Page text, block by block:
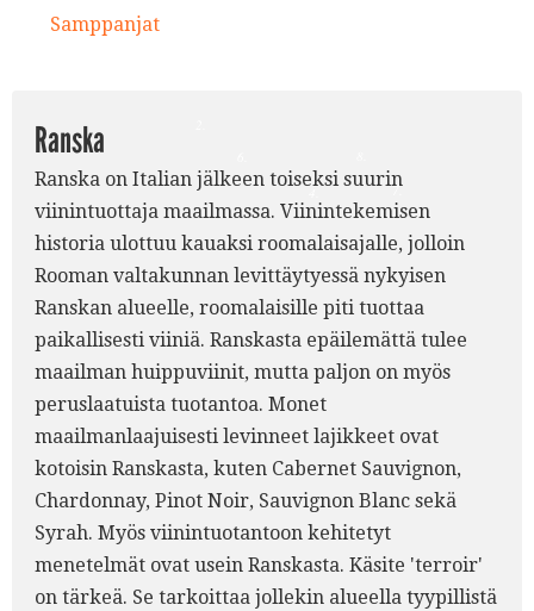
7.
Samppanjat
Ranska
Ranska on Italian jälkeen toiseksi suurin
viinintuottaja maailmassa. Viinintekemisen
historia ulottuu kauaksi roomalaisajalle, jolloin
Rooman valtakunnan levittäytyessä nykyisen
Ranskan alueelle, roomalaisille piti tuottaa
paikallisesti viiniä. Ranskasta epäilemättä tulee
maailman huippuviinit, mutta paljon on myös
peruslaatuista tuotantoa. Monet
maailmanlaajuisesti levinneet lajikkeet ovat
kotoisin Ranskasta, kuten Cabernet Sauvignon,
Chardonnay, Pinot Noir, Sauvignon Blanc sekä
Syrah. Myös viinintuotantoon kehitetyt
menetelmät ovat usein Ranskasta. Käsite 'terroir'
on tärkeä. Se tarkoittaa jollekin alueella tyypillistä